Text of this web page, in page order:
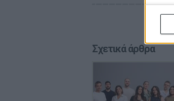
Σχετικά άρθρα